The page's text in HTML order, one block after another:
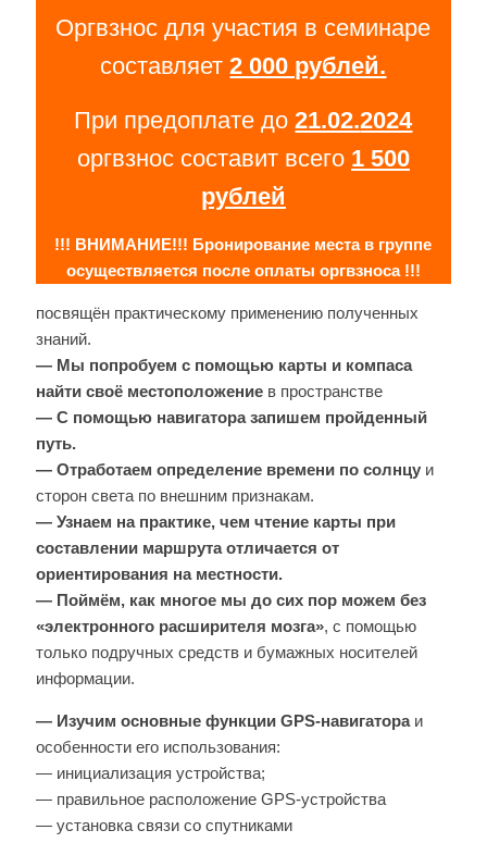
Оргвзнос для участия в семинаре
составляет2 000 рублей.
При предоплате до21.02.2024
оргвзнос составит всего 1 500
рублей
!!! ВНИМАНИЕ!!! Бронирование места в группе
осуществляется после оплаты оргвзноса !!!
посвящён практическому применению полученных
знаний.
— Мы попробуем с помощью карты и компаса
найти своё местоположение в пространстве
— С помощью навигатора запишем пройденный
путь.
— Отработаем определение времени по солнцу и
сторон света по внешним признакам.
— Узнаем на практике, чем чтение карты при
составлении маршрута отличается от
ориентирования на местности.
— Поймём, как многое мы до сих пор можем без
«электронного расширителя мозга», с помощью
только подручных средств и бумажных носителей
информации.
— Изучим основные функции GPS-навигатораи
особенности его использования:
— инициализация устройства;
— правильное расположение GPS-устройства
— установка связи со спутниками